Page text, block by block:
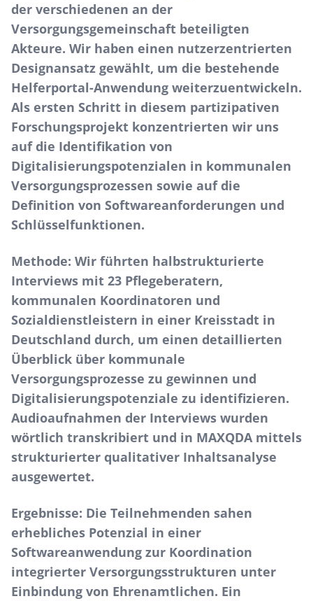
der verschiedenen an der
Versorgungsgemeinschaft beteiligten
Akteure. Wir haben einen nutzerzentrierten
Designansatz gewählt, um die bestehende
Helferportal-Anwendung weiterzuentwickeln.
Als ersten Schritt in diesem partizipativen
Forschungsprojekt konzentrierten wir uns
auf die Identifikation von
Digitalisierungspotenzialen in kommunalen
Versorgungsprozessen sowie auf die
Definition von Softwareanforderungen und
Schlüsselfunktionen.
Methode: Wir führten halbstrukturierte
Interviews mit 23 Pflegeberatern,
kommunalen Koordinatoren und
Sozialdienstleistern in einer Kreisstadt in
Deutschland durch, um einen detaillierten
Überblick über kommunale
Versorgungsprozesse zu gewinnen und
Digitalisierungspotenziale zu identifizieren.
Audioaufnahmen der Interviews wurden
wörtlich transkribiert und in MAXQDA mittels
strukturierter qualitativer Inhaltsanalyse
ausgewertet.
Ergebnisse: Die Teilnehmenden sahen
erhebliches Potenzial in einer
Softwareanwendung zur Koordination
integrierter Versorgungsstrukturen unter
Einbindung von Ehrenamtlichen. Ein